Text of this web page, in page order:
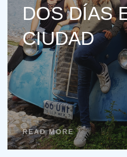
DOS DÍAS
CIUDAD
READ MORE